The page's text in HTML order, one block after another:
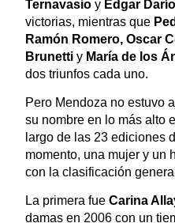
Ternavasio yEdgar
victorias, mientras que
Ramón Romero, Oscar
Brunetti yMaría de los
dos triunfos cada uno.
Pero Mendoza no estuvo
su nombre en lo más alto
largo de las 23 ediciones
momento, una mujer y un
con la clasificación
La primera fue Carina
damas en 2006 con un